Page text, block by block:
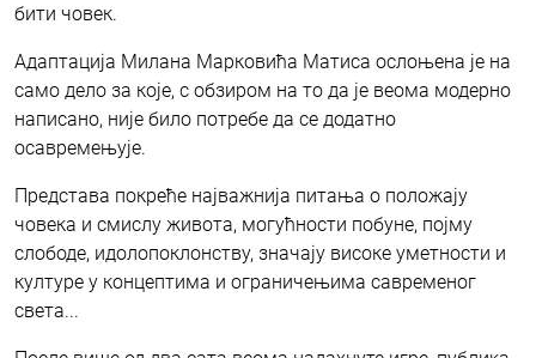
бити човек.
Адаптација Милана Марковића Матиса ослоњена је на
само дело за које, с обзиром на то да је веома модерно
написано, није било потребе да се додатно
осавремењује.
Представа покреће најважнија питања о положају
човека и смислу живота, могућности побуне, појму
слободе, идолопоклонству, значају високе уметности и
културе у концептима и ограничењима савременог
света...